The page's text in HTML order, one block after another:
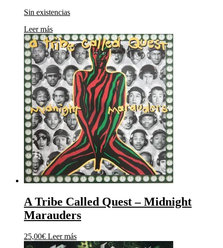
Sin existencias
Leer más
A Tribe Called Quest ‎– Midnight
Marauders
25,00€ Leer más